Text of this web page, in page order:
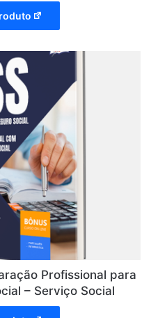
Profissional para
– Serviço Social